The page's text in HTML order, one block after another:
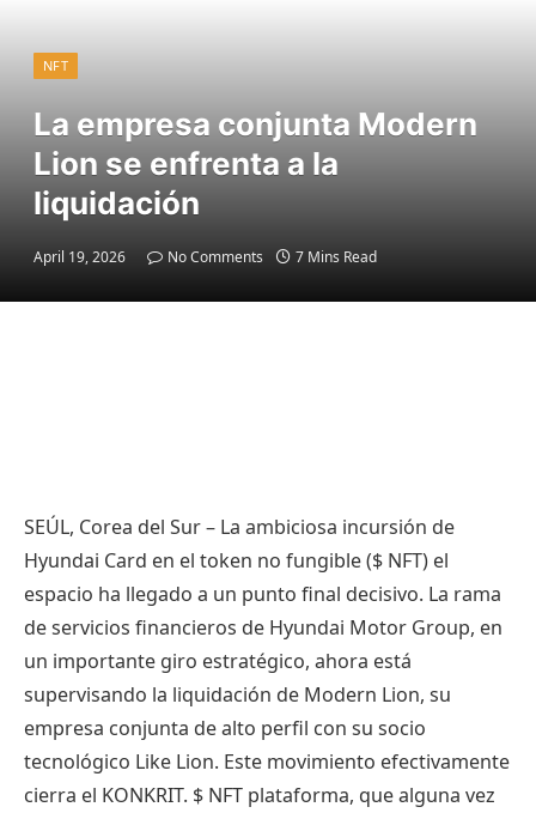
NFT
La empresa conjunta Modern
Lion se enfrenta a la
liquidación
April 19, 2026 No Comments 7 Mins Read
SEÚL, Corea del Sur – La ambiciosa incursión de
Hyundai Card en el token no fungible ($ NFT) el
espacio ha llegado a un punto final decisivo. La rama
de servicios financieros de Hyundai Motor Group, en
un importante giro estratégico, ahora está
supervisando la liquidación de Modern Lion, su
empresa conjunta de alto perfil con su socio
tecnológico Like Lion. Este movimiento efectivamente
cierra el KONKRIT. $ NFT plataforma, que alguna vez